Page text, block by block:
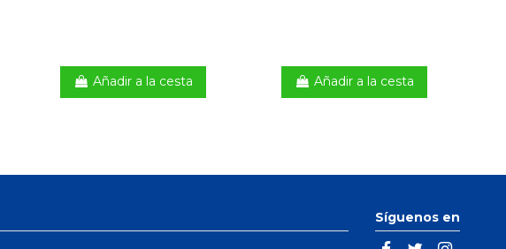
Añadir a la cesta Añadir a la cesta
Síguenos en